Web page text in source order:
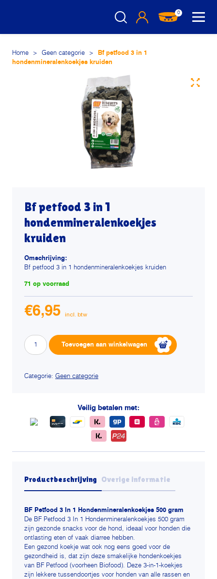
0
Home > Geen categorie >
Bf petfood 3 in 1
hondenmineralenkoekjes kruiden
Bf petfood 3 in 1
hondenmineralenkoekjes
kruiden
Omschrijving:
Bf petfood 3 in 1 hondenmineralenkoekjes kruiden
71 op voorraad
€6,95
Bf
petfood
in
aantal
Toevoegen aan winkelwagen
Categorie: Geen categorie
Veilig betalen met:
Productbeschrijving Overige informatie
BF Petfood 3 In 1 Hondenmineralenkoekjes 500 gram
De BF Petfood 3 In 1 Hondenmineralenkoekjes 500 gram
zijn gezonde snacks voor de hond, ideaal voor honden die
ontlasting eten of vaak diarree hebben.
Een gezond koekje wat ook nog eens goed voor de
gezondheid is, dat zijn deze smakelijke hondenkoekjes
van BF Petfood (voorheen Biofood). Deze 3-in-1-koekjes
zijn lekkere tussendoortjes voor honden van alle rassen en